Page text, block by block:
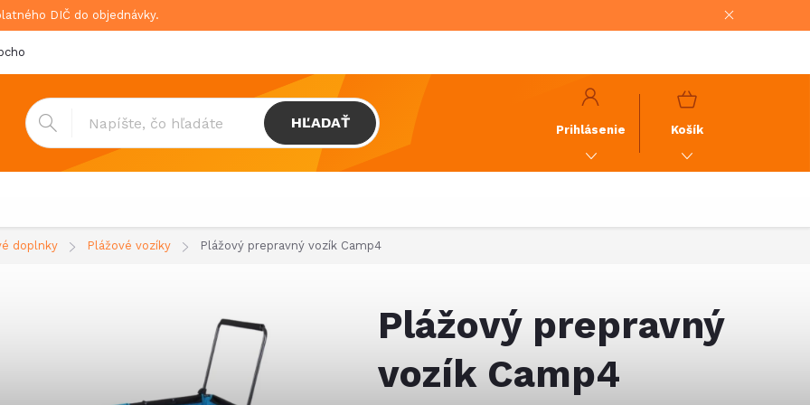
DIČ do objednávky.
podmienky
HĽADAŤ Prihlásenie
NÁKUPNÝ
Košík
doplnky Plážové vozíky Plážový prepravný vozík Camp4
Plážový prepravný
vozík Camp4